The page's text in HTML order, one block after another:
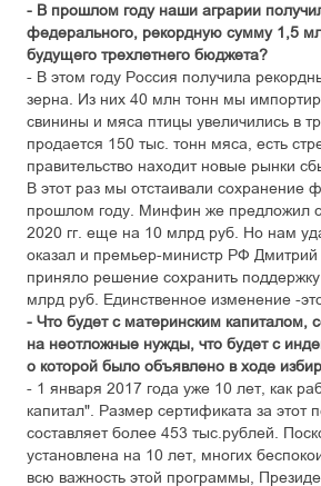
- В прошлом году наши аграрии
федерального, рекордную сумму 1,5
будущего трехлетнего бюджета?
- В этом году Россия получила
зерна. Из них 40 млн тонн мы
свинины и мяса птицы увеличились в
продается 150 тыс. тонн мяса, есть
правительство находит новые рынки
В этот раз мы отстаивали сохранение
прошлом году. Минфин же предложил
2020 гг. еще на 10 млрд руб. Но нам
оказал и премьер-министр РФ Дмитрий
приняло решение сохранить
млрд руб. Единственное изменение -
- Что будет с материнским капиталом,
на неотложные нужды, что будет с
о которой было объявлено в ходе
- 1 января 2017 года уже 10 лет, как
капитал". Размер сертификата за этот
составляет более 453 тыс.рублей.
установлена на 10 лет, многих
всю важность этой программы,